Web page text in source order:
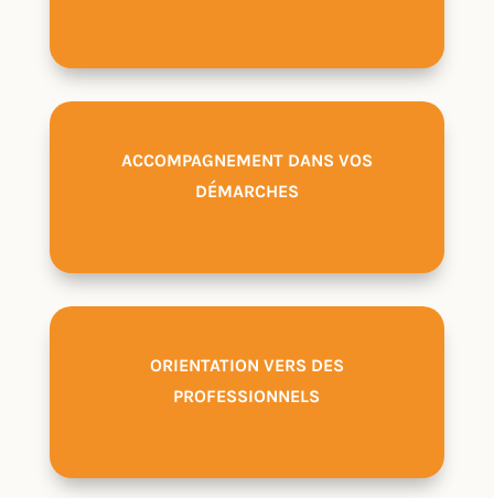
ACCOMPAGNEMENT DANS VOS
DÉMARCHES
ORIENTATION VERS DES
PROFESSIONNELS